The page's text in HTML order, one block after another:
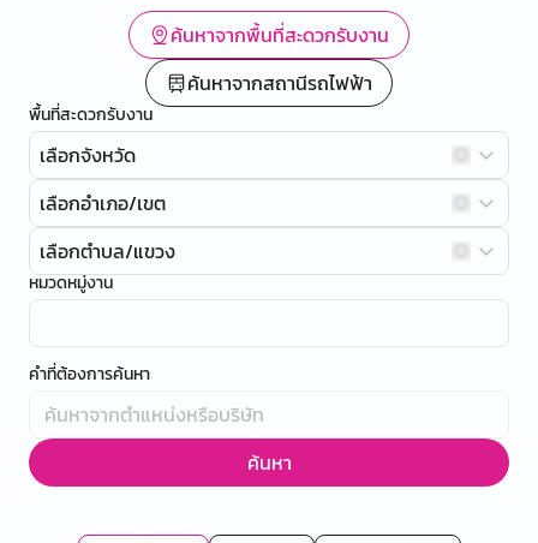
ค้นหาจากพื้นที่สะดวกรับงาน
ค้นหาจากสถานีรถไฟฟ้า
พื้นที่สะดวกรับงาน
เลือกจังหวัด
เลือกอำเภอ/เขต
เลือกตำบล/แขวง
หมวดหมู่งาน
คำที่ต้องการค้นหา
ค้นหา